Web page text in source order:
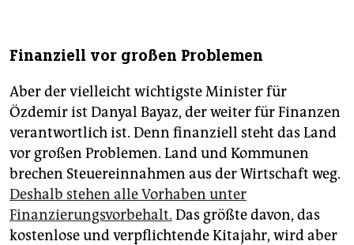
Finanziell vor großen Problemen
Aber der vielleicht wichtigste Minister für
Özdemir ist Danyal Bayaz, der weiter für Finanzen
verantwortlich ist. Denn finanziell steht das Land
vor großen Problemen. Land und Kommunen
brechen Steuereinnahmen aus der Wirtschaft weg.
Deshalb stehen alle Vorhaben unter
Finanzierungsvorbehalt. Das größte davon, das
kostenlose und verpflichtende Kitajahr, wird aber